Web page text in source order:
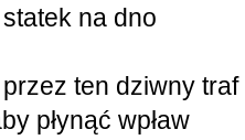
na dno
ten dziwny traf
płynąć wpław